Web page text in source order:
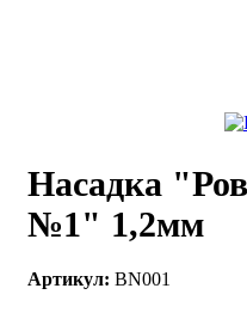
106
256-54-
Насадка
№1" 1,2мм
Артикул: BN001